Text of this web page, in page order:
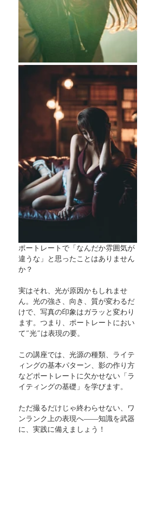
ポートレートで「なんだか雰囲気が
違うな」と思ったことはありません
か？
実はそれ、光が原因かもしれませ
ん。光の強さ、向き、質が変わるだ
けで、写真の印象はガラッと変わり
ます。つまり、ポートレートにおい
て“光”は表現の要。
この講座では、光源の種類、ライテ
ィングの基本パターン、影の作り方
などポートレートに欠かせない「ラ
イティングの基礎」を学びます。
ただ撮るだけじゃ終わらせない、ワ
ンランク上の表現へ——知識を武器
に、実践に備えましょう！